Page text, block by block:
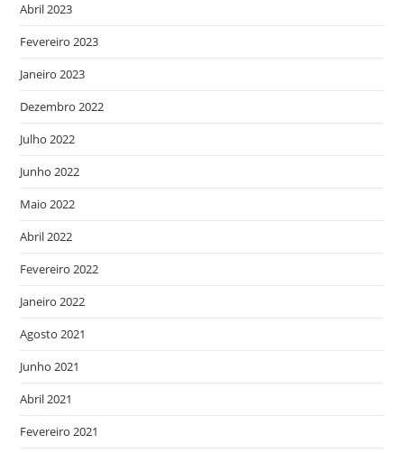
Abril 2023
Fevereiro 2023
Janeiro 2023
Dezembro 2022
Julho 2022
Junho 2022
Maio 2022
Abril 2022
Fevereiro 2022
Janeiro 2022
Agosto 2021
Junho 2021
Abril 2021
Fevereiro 2021